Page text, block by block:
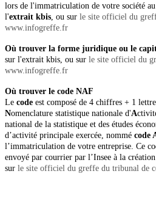
lors de l'immatriculation de votre société
l'extrait kbis , ou sur le site officiel du
www.infogreffe.fr
Où trouver la forme juridique ou le
sur l'extrait kbis, ou sur le site officiel du
www.infogreffe.fr
Où trouver le code NAF
Le code est composé de 4 chiffres + 1
Nomenclature statistique nationale d'A
national de la statistique et des études
d’activité principale exercée, nommé code
l’immatriculation de votre entreprise . Ce
envoyé par courrier par l’Insee à la
sur le site officiel du greffe du tribunal de